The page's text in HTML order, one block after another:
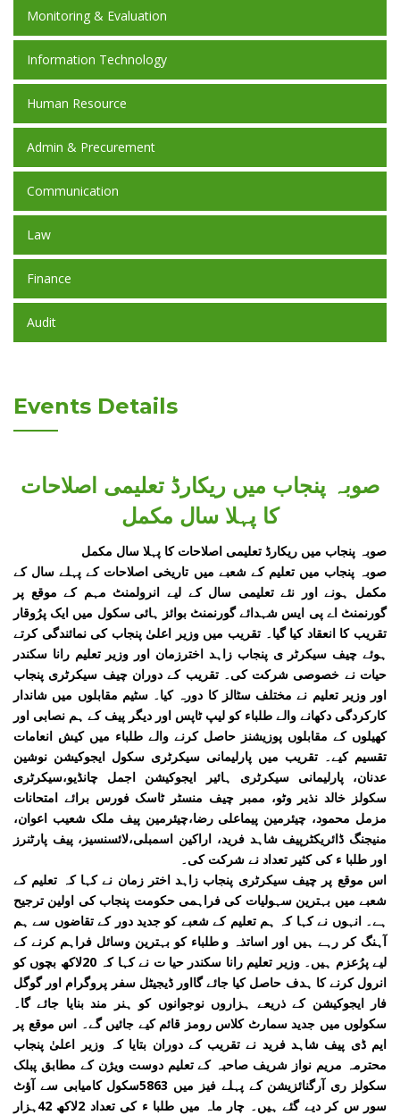
Monitoring & Evaluation
Information Technology
Human Resource
Admin & Precurement
Communication
Law
Finance
Audit
Events Details
صوبہ پنجاب میں ریکارڈ تعلیمی اصلاحات
کا پہلا سال مکمل
صوبہ پنجاب میں ریکارڈ تعلیمی اصلاحات کا پہلا سال مکمل
صوبہ پنجاب میں تعلیم کے شعبے میں تاریخی اصلاحات کے پہلے سال کے
مکمل ہونے اور نئے تعلیمی سال کے لیے انرولمنٹ مہم کے موقع پر
گورنمنٹ اے پی ایس شہدائے گورنمنٹ بوائز ہائی سکول میں ایک پرُوقار
تقریب کا انعقاد کیا گیا۔ تقریب میں وزیر اعلیٰ پنجاب کی نمائندگی کرتے
ہوئے چیف سیکرٹر ی پنجاب زاہد اخترزمان اور وزیر تعلیم رانا سکندر
حیات نے خصوصی شرکت کی۔ تقریب کے دوران چیف سیکرٹری پنجاب
اور وزیر تعلیم نے مختلف سٹالز کا دورہ کیا۔ سٹیم مقابلوں میں شاندار
کارکردگی دکھانے والے طلباء کو لیپ ٹاپس اور دیگر پیف کے ہم نصابی اور
کھیلوں کے مقابلوں پوزیشنز حاصل کرنے والے طلباء میں کیش انعامات
تقسیم کیے۔ تقریب میں پارلیمانی سیکرٹری سکول ایجوکیشن نوشین
عدنان، پارلیمانی سیکرٹری ہائیر ایجوکیشن اجمل چانڈیو،سیکرٹری
سکولز خالد نذیر وٹو، ممبر چیف منسٹر ٹاسک فورس برائے امتحانات
مزمل محمود، چیئرمین پیماعلی رضا،چیئرمین پیف ملک شعیب اعوان،
منیجنگ ڈائریکٹرپیف شاہد فرید، اراکین اسمبلی،لائسنسیز، پیف پارٹنرز
اور طلبا ء کی کثیر تعداد نے شرکت کی۔
اس موقع پر چیف سیکرٹری پنجاب زاہد اختر زمان نے کہا کہ تعلیم کے
شعبے میں بہترین سہولیات کی فراہمی حکومت پنجاب کی اولین ترجیح
ہے۔ انہوں نے کہا کہ ہم تعلیم کے شعبے کو جدید دور کے تقاضوں سے ہم
آہنگ کر رہے ہیں اور اساتذہ و طلباء کو بہترین وسائل فراہم کرنے کے
لیے پرُعزم ہیں۔ وزیر تعلیم رانا سکندر حیا ت نے کہا کہ 20لاکھ بچوں کو
انرول کرنے کا ہدف حاصل کیا جائے گااور ڈیجیٹل سفر پروگرام اور گوگل
فار ایجوکیشن کے ذریعے ہزاروں نوجوانوں کو ہنر مند بنایا جائے گا۔
سکولوں میں جدید سمارٹ کلاس رومز قائم کیے جائیں گے۔ اس موقع پر
ایم ڈی پیف شاہد فرید نے تقریب کے دوران بتایا کہ وزیر اعلیٰ پنجاب
محترمہ مریم نواز شریف صاحبہ کے تعلیم دوست ویژن کے مطابق پبلک
سکولز ری آرگنائزیشن کے پہلے فیز میں 5863سکول کامیابی سے آؤٹ
سور س کر دیے گئے ہیں۔ چار ماہ میں طلبا ء کی تعداد 2لاکھ 42ہزار